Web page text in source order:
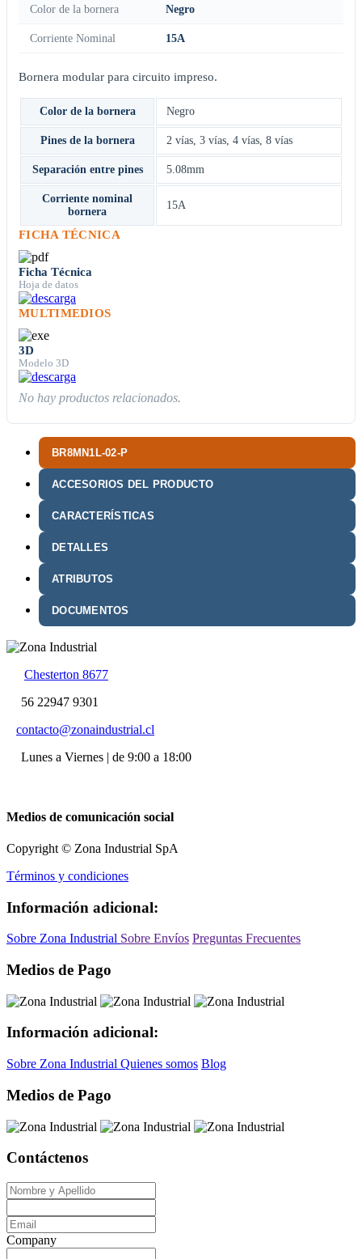
BR8MN1L-02-P
ACCESORIOS DEL PRODUCTO
CARACTERÍSTICAS
DETALLES
ATRIBUTOS
DOCUMENTOS
Color de la bornera Negro
Corriente Nominal 15A
Bornera modular para circuito impreso.
Color de la bornera Negro
Pines de la bornera 2 vías, 3 vías, 4 vías, 8 vías
Separación entre pines 5.08mm
Corriente nominal
bornera
15A
FICHA TÉCNICA
Ficha Técnica
Hoja de datos
MULTIMEDIOS
3D
Modelo 3D
No hay productos relacionados.
Chesterton 8677
56 22947 9301
contacto@zonaindustrial.cl
Lunes a Viernes | de 9:00 a 18:00
Medios de comunicación social
Copyright © Zona Industrial SpA
Términos y condiciones
Información adicional:
Sobre Zona Industrial Sobre Envíos Preguntas Frecuentes
Medios de Pago
Información adicional:
Sobre Zona Industrial Quienes somos Blog
Medios de Pago
Contáctenos
Company